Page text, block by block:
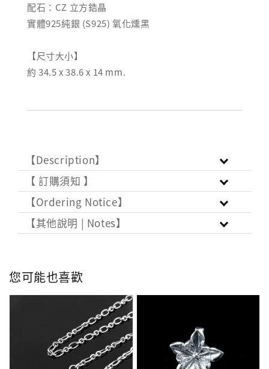
配石：CZ 立方鋯晶
實體925純銀 (S925) 氧化燻黑
【尺寸大小】
約 34.5 x 38.6 x 14 mm.
【Description】
【 訂購須知 】
【Ordering Notice】
【其他說明 | Notes】
您可能也喜歡